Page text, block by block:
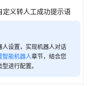
定义转人工成功提示语
人设置，实现机器人对话
智能机器人章节，结合您
进行配置。